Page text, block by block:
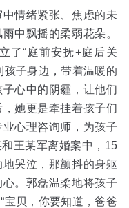
情绪紧张、焦虑的未
中飘摇的柔弱花朵。
了“庭前安抚+庭后关
孩子身边，带着温暖的
心中的阴霾，让他们
她更是牵挂着孩子们
心理咨询师，为孩子
王某军离婚案中，15
哭泣，那颤抖的身躯
。郭磊温柔地将孩子
宝贝，你要知道，爸爸